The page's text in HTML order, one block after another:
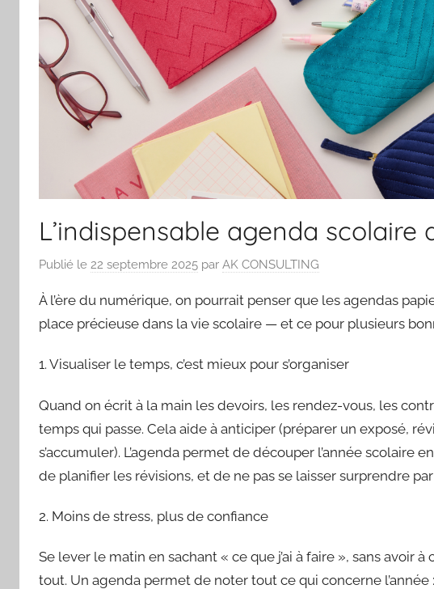
L’indispensable agenda scolaire
Publié le 22 septembre 2025 par AK CONSULTING
À l’ère du numérique, on pourrait penser que les agendas
place précieuse dans la vie scolaire — et ce pour plusieurs
1. Visualiser le temps, c’est mieux pour s’organiser
Quand on écrit à la main les devoirs, les rendez-vous, les
temps qui passe. Cela aide à anticiper (préparer un exposé,
s’accumuler). L’agenda permet de découper l’année scolaire
de planifier les révisions, et de ne pas se laisser surprendre
2. Moins de stress, plus de confiance
Se lever le matin en sachant « ce que j’ai à faire », sans avoir
tout. Un agenda permet de noter tout ce qui concerne l’année